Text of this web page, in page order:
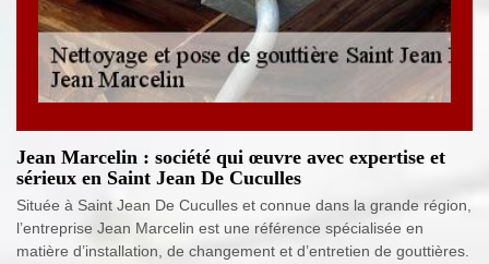
Jean Marcelin : société qui œuvre avec expertise et
sérieux en Saint Jean De Cuculles
Située à Saint Jean De Cuculles et connue dans la grande région,
l’entreprise Jean Marcelin est une référence spécialisée en
matière d’installation, de changement et d’entretien de gouttières.